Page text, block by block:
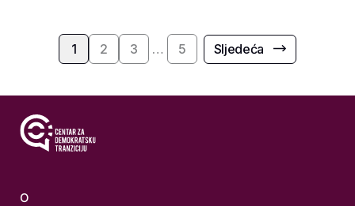
1 2 3 … 5 Sljedeća
O